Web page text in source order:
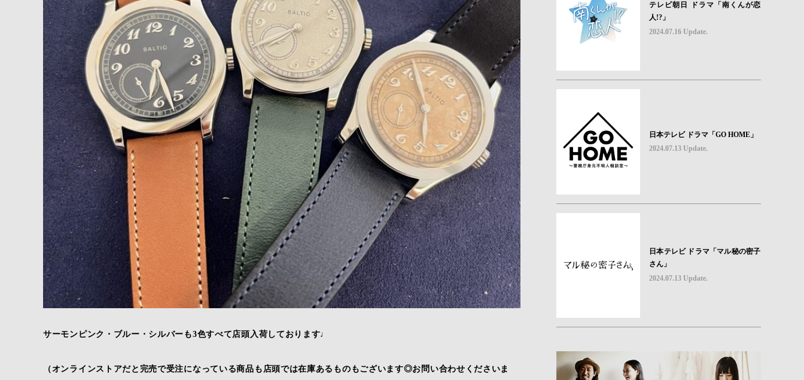
サーモンピンク・ブルー・シルバーも3色すべて店頭入荷しております♩
（オンラインストアだと完売で受注になっている商品も店頭では在庫あるものもございます◎お問い合わせくださいま
テレビ朝日 ドラマ「南くんが恋
人!?」
2024.07.16 Update.
日本テレビ ドラマ「GO HOME」
2024.07.13 Update.
日本テレビ ドラマ「マル秘の密子
さん」
2024.07.13 Update.